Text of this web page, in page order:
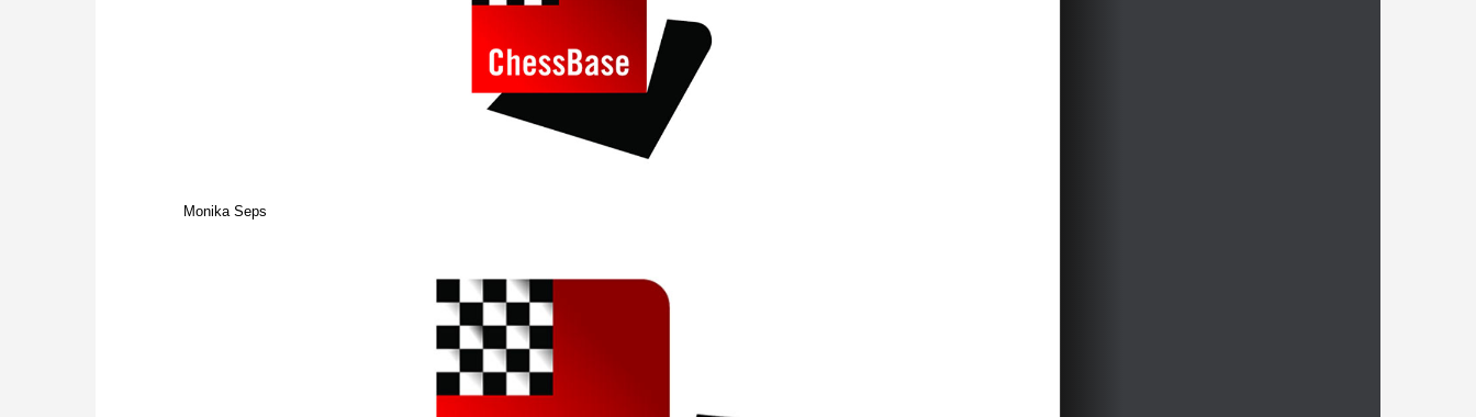
Monika Seps